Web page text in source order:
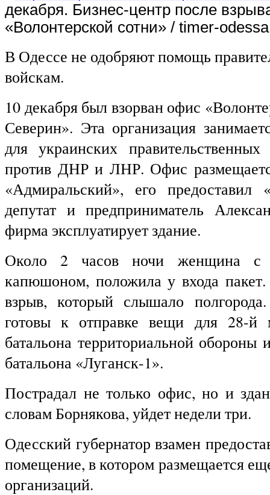
декабря. Бизнес-центр после
«Волонтерской сотни» / timer-odessa
В Одессе не одобряют помощь
войскам.
10 декабря был взорван офис
Северин». Эта организация
для украинских
против ДНР и ЛНР. Офис
«Адмиральский», его предоставил
депутат и предприниматель
фирма эксплуатирует здание.
Около 2 часов ночи женщина с
капюшоном, положила у входа
взрыв, который слышало
готовы к отправке вещи для 28-й
батальона территориальной обороны
батальона «Луганск-1».
Пострадал не только офис, но и
словам Борнякова, уйдет недели три.
Одесский губернатор взамен
помещение, в котором размещается
организаций.